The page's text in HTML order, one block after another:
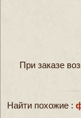
При заказе
Найти похожие :